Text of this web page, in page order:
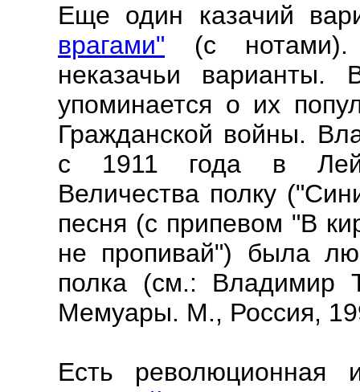
Еще один казачий
врагами" (с нотами).
неказачьи варианты.
упоминается о их
Гражданской войны.
с 1911 года в
Величества полку
песня (с припевом "В
не пропивай") была
полка (см.: Владимир
Мемуары. М., Россия,
Есть